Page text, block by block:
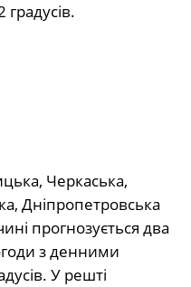
Черкаська,
Дніпропетровська
прогнозується два
з денними
У решті